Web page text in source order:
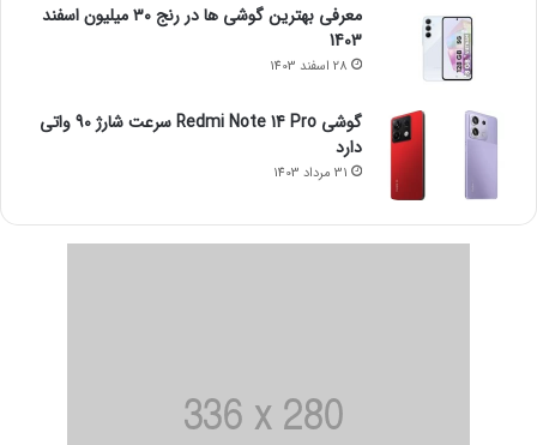
معرفی بهترین گوشی ها در رنج ۳۰ میلیون اسفند
1403
28 اسفند 1403
گوشی Redmi Note 14 Pro سرعت شارژ 90 واتی
دارد
31 مرداد 1403